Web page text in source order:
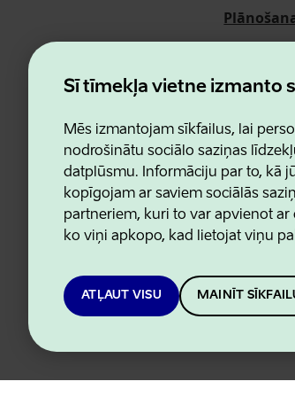
Šī tīmekļa vietne izmanto
Mēs izmantojam sīkfailus, lai
nodrošinātu sociālo saziņas
datplūsmu. Informāciju par to, kā
kopīgojam ar saviem sociālās
partneriem, kuri to var apvienot
ko viņi apkopo, kad lietojat viņu
ATĻAUT VISU MAINĪT
Par mums
Estonian